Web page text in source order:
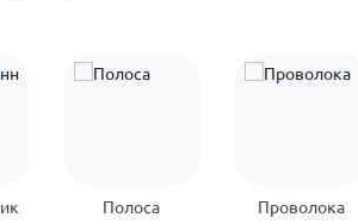
Полоса Проволока